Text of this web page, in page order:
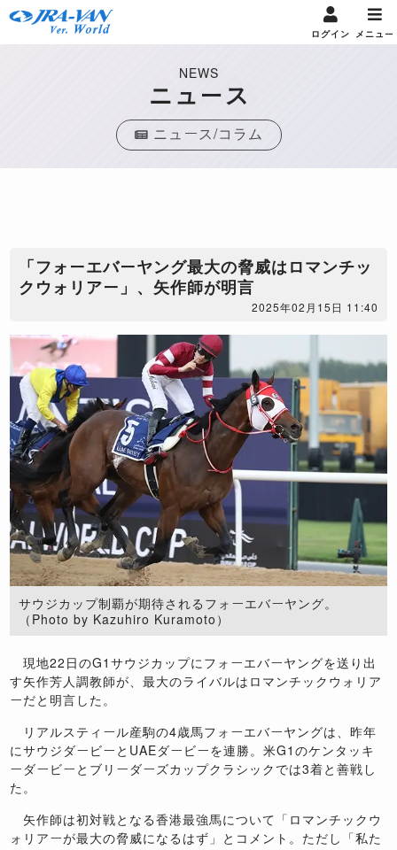
ログイン メニュー
NEWS
ニュース
ニュース/コラム
「フォーエバーヤング最大の脅威はロマンチッ
クウォリアー」、矢作師が明言
2025年02月15日 11:40
サウジカップ制覇が期待されるフォーエバーヤング。
（Photo by Kazuhiro Kuramoto）
現地22 日のG1サウジカップにフォーエバーヤングを送り出
す矢作芳人調教師が、最大のライバルはロマンチックウォリア
ーだと明言した。
リアルスティール産駒の4歳馬フォーエバーヤングは、昨年
にサウジダービーと UAEダービーを連勝。米G1のケンタッキ
ーダービーとブリーダーズカップクラシックでは3着と善戦し
た。
矢作師は初対戦となる香港最強馬について「ロマンチックウ
ォリアーが最大の脅威になるはず」とコメント。ただし「私た